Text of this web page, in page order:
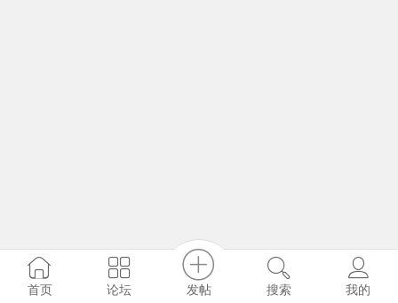
首页 论坛 发帖 搜索 我的